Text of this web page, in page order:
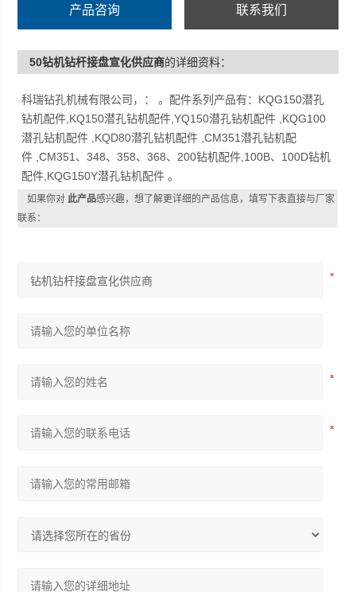
产品咨询 联系我们
50钻机钻杆接盘宣化供应商的详细资料：
科瑞钻孔机械有限公司，： 。配件系列产品有：KQG150潜孔
钻机配件,KQ150潜孔钻机配件,YQ150潜孔钻机配件 ,KQG100
潜孔钻机配件 ,KQD80潜孔钻机配件 ,CM351潜孔钻机配
件 ,CM351、348、358、368、200钻机配件,100B、100D钻机
配件,KQG150Y潜孔钻机配件 。
如果你对此产品感兴趣，想了解更详细的产品信息，填写下表直接与厂家
联系：